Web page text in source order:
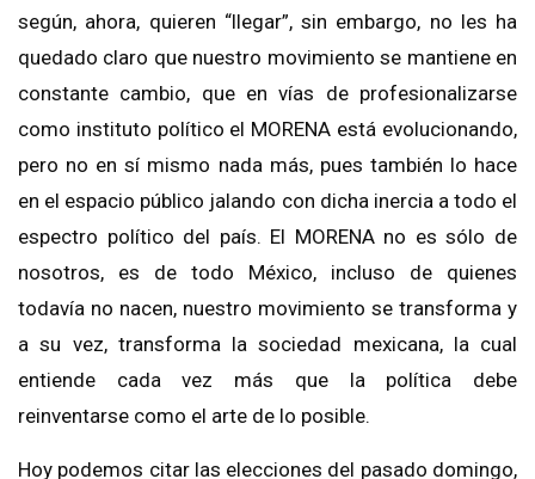
según, ahora, quieren “llegar”, sin embargo, no les ha
quedado claro que nuestro movimiento se mantiene en
constante cambio, que en vías de profesionalizarse
como instituto político el MORENA está evolucionando,
pero no en sí mismo nada más, pues también lo hace
en el espacio público jalando con dicha inercia a todo el
espectro político del país. El MORENA no es sólo de
nosotros, es de todo México, incluso de quienes
todavía no nacen, nuestro movimiento se transforma y
a su vez, transforma la sociedad mexicana, la cual
entiende cada vez más que la política debe
reinventarse como el arte de lo posible.
Hoy podemos citar las elecciones del pasado domingo,